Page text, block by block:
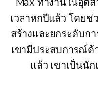
Max ทำงานในอุต
เวลาหกปีแล้ว โดยช่
สร้างและยกระดับก
เขามีประสบการณ์ด้
แล้ว เขาเป็นนัก